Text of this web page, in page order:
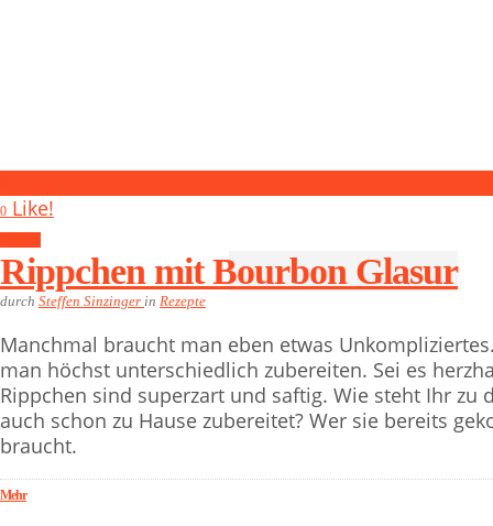
0 Like!
Rippchen mit Bourbon Glasur
durch Steffen Sinzinger in Rezepte
Manchmal braucht man eben etwas
man höchst unterschiedlich zubereiten. Sei es
Rippchen sind superzart und saftig. Wie steht Ihr zu
auch schon zu Hause zubereitet? Wer sie bereits
braucht.
Mehr